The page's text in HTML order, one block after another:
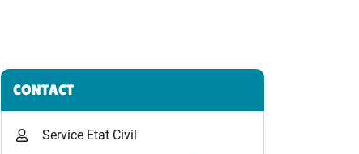
Informations complémentaires
CONTACT
Service Etat Civil